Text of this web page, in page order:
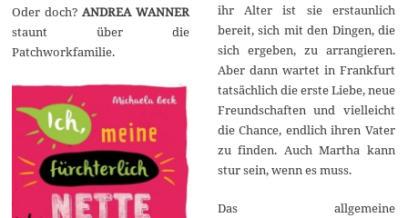
Oder doch? ANDREA WANNER
staunt über die
Patchworkfamilie.
ihr Alter ist sie erstaunlich
bereit, sich mit den Dingen, die
sich ergeben, zu arrangieren.
Aber dann wartet in Frankfurt
tatsächlich die erste Liebe, neue
Freundschaften und vielleicht
die Chance, endlich ihren Vater
zu finden. Auch Martha kann
stur sein, wenn es muss.
Das allgemeine